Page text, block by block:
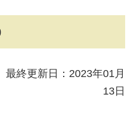
終更新日：2023年01月
13日